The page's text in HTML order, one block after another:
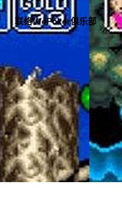
联络WePoker俱乐部